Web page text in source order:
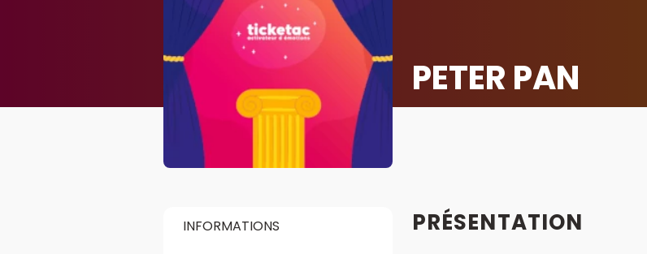
PETER PAN
INFORMATIONS PRÉSENTATION